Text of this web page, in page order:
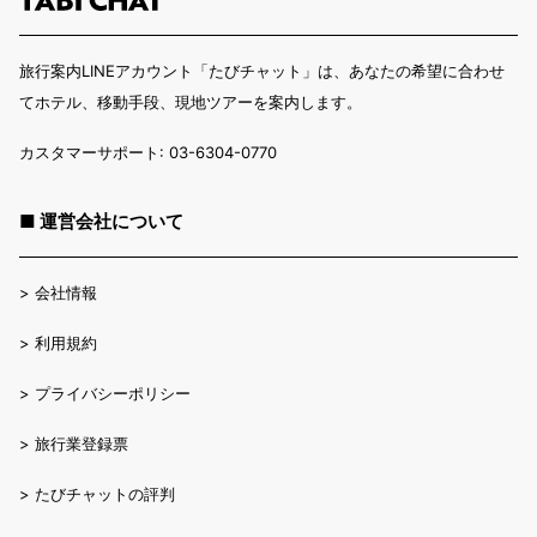
旅行案内LINEアカウント「たびチャット」は、あなたの希望に合わせ
てホテル、移動手段、現地ツアーを案内します。
カスタマーサポート: 03-6304-0770
■ 運営会社について
> 会社情報
> 利用規約
> プライバシーポリシー
> 旅行業登録票
> たびチャットの評判